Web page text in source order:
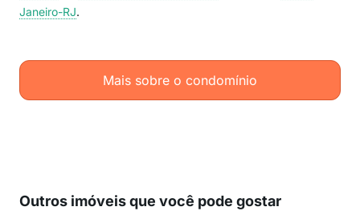
Janeiro-RJ.
Mais sobre o condomínio
Outros imóveis que você pode gostar